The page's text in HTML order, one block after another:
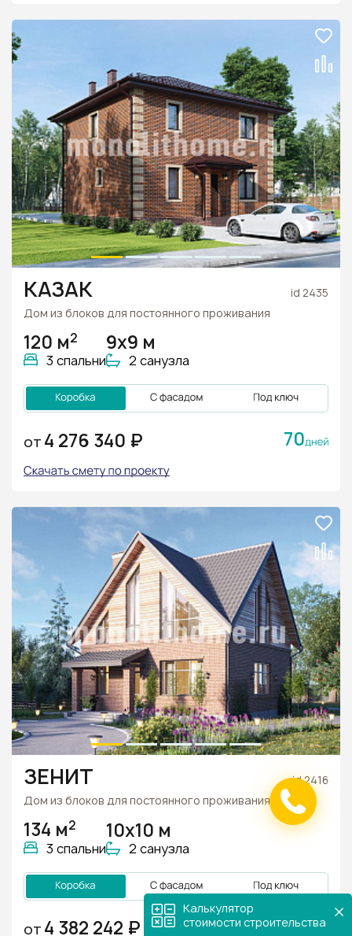
Калькулятор
стоимости строительства
КАЗАК id 2435
Дом из блоков для постоянного проживания
120 м2
3 спальни
9х9 м
2 санузла
ОТ 4 276 340 ₽ 70
ЗЕНИТ id 2416
Дом из блоков для постоянного проживания
134 м2
3 спальни
10х10 м
2 санузла
ОТ 4 382 242 ₽ 70